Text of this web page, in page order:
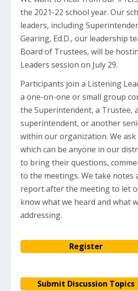
the 2021-22 school year. Our
leaders, including
Gearing, Ed.D., our leadership
Board of Trustees, will be
Leaders session on July 29.
Participants join a Listening
a one-on-one or small group
the Superintendent, a Trustee,
superintendent, or another
within our organization. We
which can be anyone in our
to bring their questions,
to the meetings. We take notes
report after the meeting to let
know what we heard and what
addressing.
Register
Submit Discussion Topics